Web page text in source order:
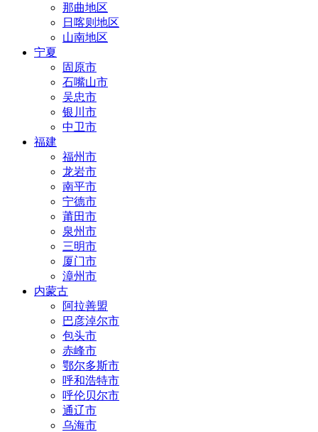
那曲地区
日喀则地区
山南地区
宁夏
固原市
石嘴山市
吴忠市
银川市
中卫市
福建
福州市
龙岩市
南平市
宁德市
莆田市
泉州市
三明市
厦门市
漳州市
内蒙古
阿拉善盟
巴彦淖尔市
包头市
赤峰市
鄂尔多斯市
呼和浩特市
呼伦贝尔市
通辽市
乌海市